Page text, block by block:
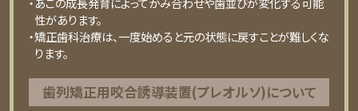
性があります。
・矯正歯科治療は、一度始めると元の状態に戻すことが難しくな
ります。
⻭列矯正⽤咬合誘導装置(プレオルソ)について